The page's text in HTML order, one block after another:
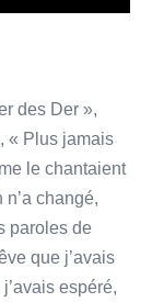
des Der »,
« Plus jamais
le chantaient
changé,
paroles de
que j’avais
espéré,